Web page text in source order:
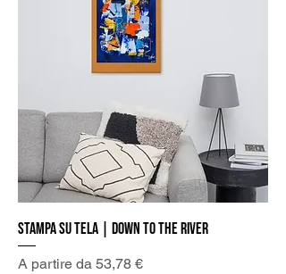
Stampa su Tela | Down to the River
A partire da 53,78 €
Prezzo scontato